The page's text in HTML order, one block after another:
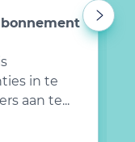
in te
aan te...